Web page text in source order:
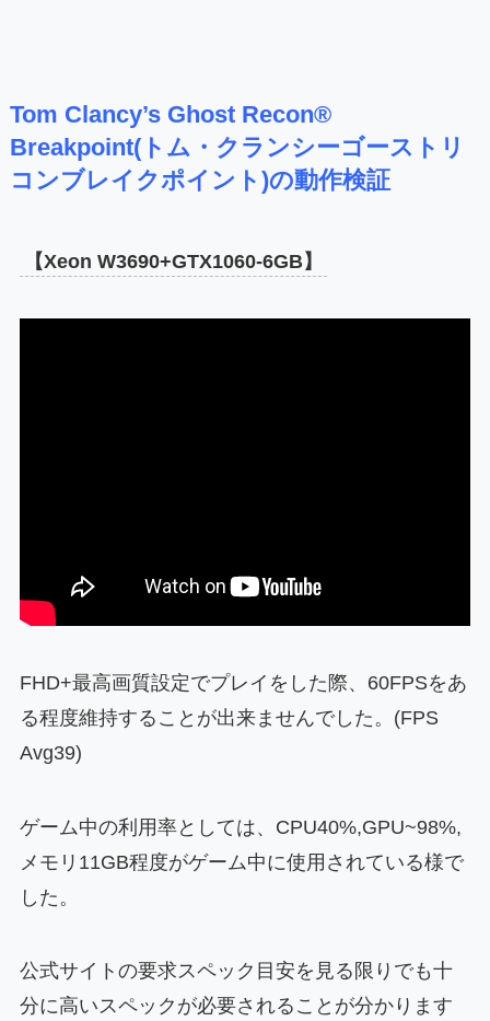
Tom Clancy’s Ghost Recon®
Breakpoint(トム・クランシーゴーストリ
コンブレイクポイント)の動作検証
【Xeon W3690+GTX1060-6GB】
FHD+最高画質設定でプレイをした際、60FPSをあ
る程度維持することが出来ませんでした。(FPS
Avg39)
ゲーム中の利用率としては、CPU40%,GPU~98%,
メモリ11GB程度がゲーム中に使用されている様で
した。
公式サイトの要求スペック目安を見る限りでも十
分に高いスペックが必要されることが分かります